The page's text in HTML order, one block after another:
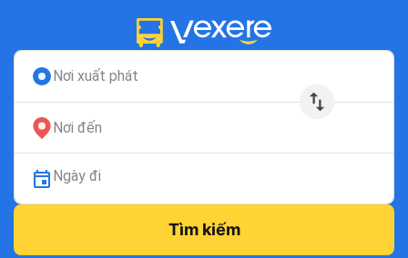
Nơi xuất phát
Nơi đến
Ngày đi
Tìm kiếm